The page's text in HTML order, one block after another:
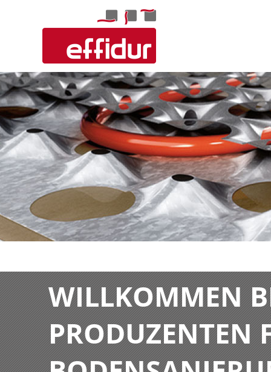
WILLKOMMEN
PRODUZENTEN